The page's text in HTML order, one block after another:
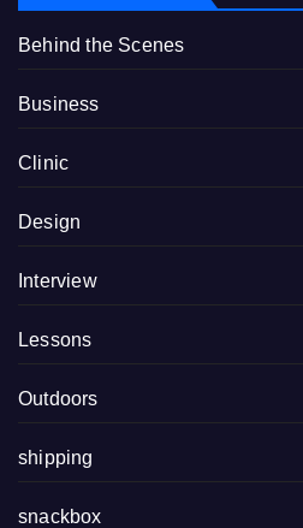
Behind the Scenes
Business
Clinic
Design
Interview
Lessons
Outdoors
shipping
snackbox